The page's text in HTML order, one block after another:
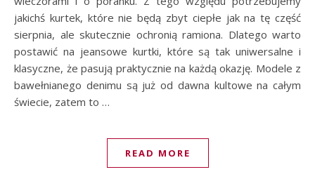
jakichś kurtek, które nie będą zbyt ciepłe jak na tę część
sierpnia, ale skutecznie ochronią ramiona. Dlatego warto
postawić na jeansowe kurtki, które są tak uniwersalne i
klasyczne, że pasują praktycznie na każdą okazję. Modele z
bawełnianego denimu są już od dawna kultowe na całym
świecie, zatem to …
READ MORE